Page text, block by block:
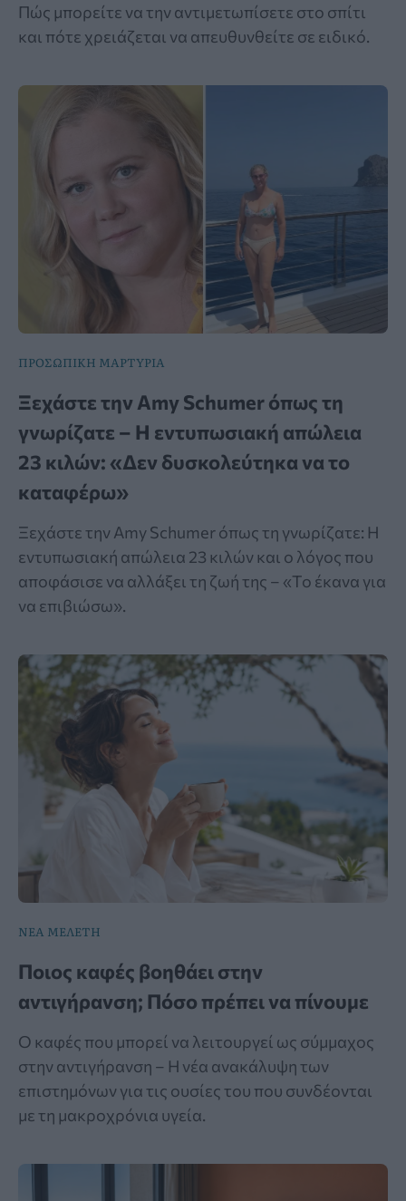
Πώς μπορείτε να την αντιμετωπίσετε στο σπίτι
και πότε χρειάζεται να απευθυνθείτε σε ειδικό.
ΠΡΟΣΩΠΙΚΗ ΜΑΡΤΥΡΙΑ
Ξεχάστε την Amy Schumer όπως τη
γνωρίζατε – Η εντυπωσιακή απώλεια
23 κιλών: «Δεν δυσκολεύτηκα να το
καταφέρω»
Ξεχάστε την Amy Schumer όπως τη γνωρίζατε: Η
εντυπωσιακή απώλεια 23 κιλών και ο λόγος που
αποφάσισε να αλλάξει τη ζωή της – «Το έκανα για
να επιβιώσω».
ΝΕΑ ΜΕΛΕΤΗ
Ποιος καφές βοηθάει στην
αντιγήρανση; Πόσο πρέπει να πίνουμε
Ο καφές που μπορεί να λειτουργεί ως σύμμαχος
στην αντιγήρανση – Η νέα ανακάλυψη των
επιστημόνων για τις ουσίες του που συνδέονται
με τη μακροχρόνια υγεία.